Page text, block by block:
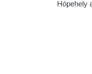
Hópehely